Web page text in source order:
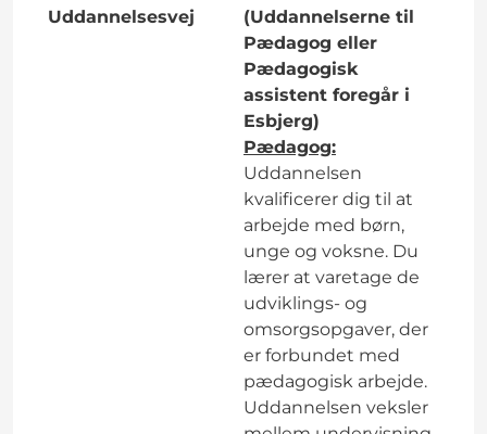
Uddannelsesvej
(Uddannelserne til
Pædagog eller
Pædagogisk
assistent foregår i
Esbjerg)
Pædagog:
Uddannelsen
kvalificerer dig til at
arbejde med børn,
unge og voksne. Du
lærer at varetage de
udviklings- og
omsorgsopgaver, der
er forbundet med
pædagogisk arbejde.
Uddannelsen veksler